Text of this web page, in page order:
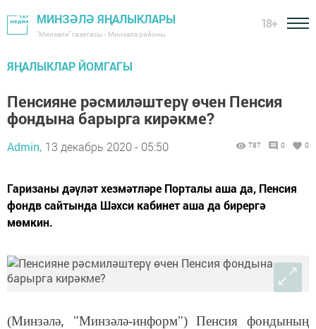
МИНЗӘЛӘ ЯҢАЛЫКЛАРЫ
"Минзәлә" газетасы - Минзәлә районы
18+
ЯҢАЛЫКЛАР ЙОМГАГЫ
Пенсияне рәсмиләштерү өчен Пенсия
фондына барырга кирәкме?
Admin, 13 декабрь 2020 - 05:50 787 0 0
Гаризаны дәүләт хезмәтләре Порталы аша да, Пенсия
фондв сайтында Шәхси кабинет аша да бирергә
мөмкин.
(Минзәлә, "Минзәлә-информ") Пенсия фондының